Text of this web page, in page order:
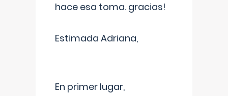
hace esa toma. gracias!
Estimada Adriana,
En primer lugar,